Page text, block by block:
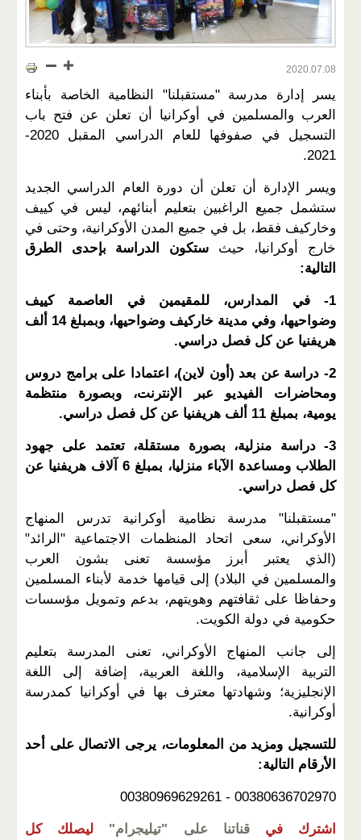
2020.07.08
يسر إدارة مدرسة "مستقبلنا" النظامية الخاصة بأبناء
العرب والمسلمين في أوكرانيا أن تعلن عن فتح باب
التسجيل في صفوفها للعام الدراسي المقبل 2020-
2021.
ويسر الإدارة أن تعلن أن دورة العام الدراسي الجديد
ستشمل جميع الراغبين بتعليم أبنائهم، ليس في كييف
وخاركيف فقط، بل في جميع المدن الأوكرانية، وحتى في
خارج أوكرانيا، حيث ستكون الدراسة بإحدى الطرق
التالية:
1- في المدارس، للمقيمين في العاصمة كييف
وضواحيها، وفي مدينة خاركيف وضواحيها، وبمبلغ 14 ألف
هريفنيا عن كل فصل دراسي.
2- دراسة عن بعد (أون لاين)، اعتمادا على برامج دروس
ومحاضرات الفيديو عبر الإنترنت، وبصورة منتظمة
يومية، بمبلغ 11 ألف هريفنيا عن كل فصل دراسي.
3- دراسة منزلية، بصورة مستقلة، تعتمد على جهود
الطلاب ومساعدة الآباء منزليا، بمبلغ 6 آلاف هريفنيا عن
كل فصل دراسي.
"مستقبلنا" مدرسة نظامية أوكرانية تدرس المنهاج
الأوكراني، سعى اتحاد المنظمات الاجتماعية "الرائد"
(الذي يعتبر أبرز مؤسسة تعنى بشون العرب
والمسلمين في البلاد) إلى قيامها خدمة لأبناء المسلمين
وحفاظا على ثقافتهم وهويتهم، بدعم وتمويل مؤسسات
حكومية في دولة الكويت.
إلى جانب المنهاج الأوكراني، تعنى المدرسة بتعليم
التربية الإسلامية، واللغة العربية، إضافة إلى اللغة
الإنجليزية؛ وشهادتها معترف بها في أوكرانيا كمدرسة
أوكرانية.
للتسجيل ومزيد من المعلومات، يرجى الاتصال على أحد
الأرقام التالية:
00380636702970 - 00380969629261
اشترك في قناتنا على "تيليجرام"
ليصلك كل